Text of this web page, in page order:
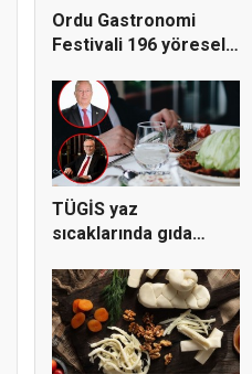
Ordu Gastronomi
Festivali 196 yöresel
TÜGİS yaz
sıcaklarında gıda